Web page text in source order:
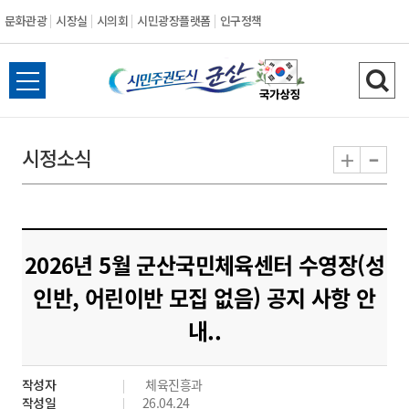
문화관광 시장실 시의회 시민광장플랫폼 인구정책
시
민
도
시
군
산
전
체
뉴
열
검
색
기
시정소식 + -
2026년 5월 군산국민체육센터 수영장(성
인반, 어린이반 모집 없음) 공지 사항 안
내..
작성자
체육진흥과
작성일
26.04.24